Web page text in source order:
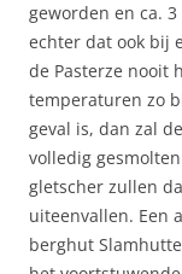
geworden en ca.
echter dat ook bij
de Pasterze nooit
temperaturen zo
geval is, dan zal
volledig
gletscher zullen
uiteenvallen. Een
berghut